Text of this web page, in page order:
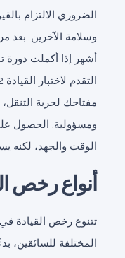
الضروري الالتزام
أشهر إذا أكملت دورة
التقدم لاختبار القيادة G2. تذكر أن
مفتاحك لحرية
ومسؤولية. الحصول
الوقت والجهد، لكنه
أنواع رخص
تتنوع رخص القيادة
المختلفة للسائقين،